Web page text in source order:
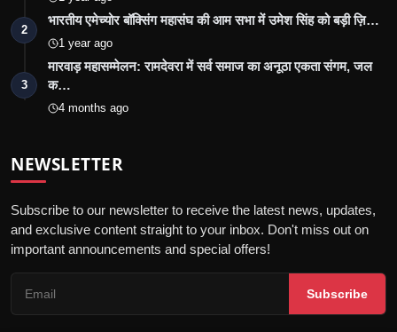
2
भारतीय एमेच्योर बॉक्सिंग महासंघ की आम सभा में उमेश सिंह को बड़ी ज़ि…
1 year ago
3
मारवाड़ महासम्मेलन: रामदेवरा में सर्व समाज का अनूठा एकता संगम, जल
क…
4 months ago
NEWSLETTER
Subscribe to our newsletter to receive the latest news, updates,
and exclusive content straight to your inbox. Don't miss out on
important announcements and special offers!
Subscribe